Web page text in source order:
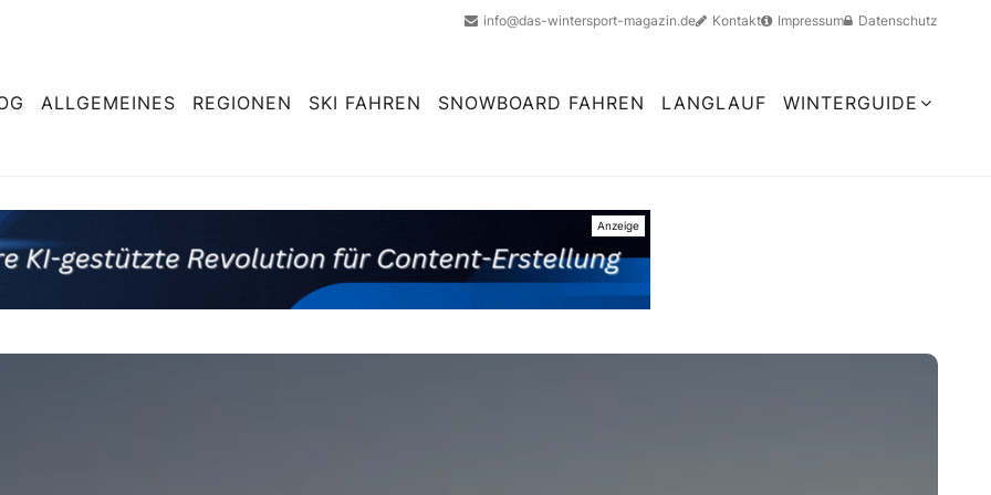
info@das-wintersport-magazin.de Kontakt Impressum Datenschutz
ALLGEMEINES REGIONEN SKI FAHREN SNOWBOARD FAHREN LANGLAUF WINTERGUIDE